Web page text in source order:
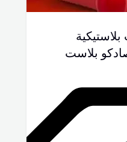
بلاست